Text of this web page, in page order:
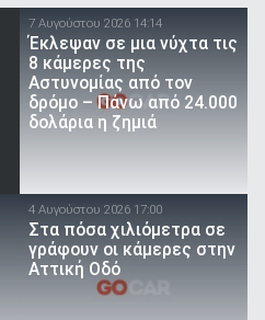
7 Αυγούστου 2026 14:14
Έκλεψαν σε μια νύχτα τις
8 κάμερες της
Αστυνομίας από τον
δρόμο – Πάνω από 24.000
δολάρια η ζημιά
4 Αυγούστου 2026 17:00
Στα πόσα χιλιόμετρα σε
γράφουν οι κάμερες στην
Αττική Οδό